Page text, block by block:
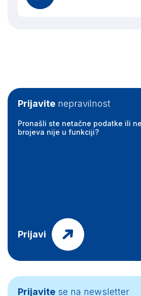
Prijavite nepravilnost
Pronašli ste netačne podatke ili
brojeva nije u funkciji?
Prijavi
Prijavite se na newsletter